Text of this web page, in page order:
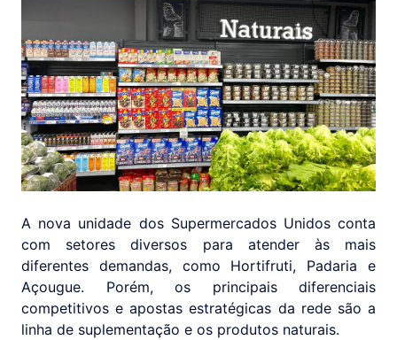
A nova unidade dos Supermercados Unidos conta
com setores diversos para atender às mais
diferentes demandas, como Hortifruti, Padaria e
Açougue. Porém, os principais diferenciais
competitivos e apostas estratégicas da rede são a
linha de suplementação e os produtos naturais.